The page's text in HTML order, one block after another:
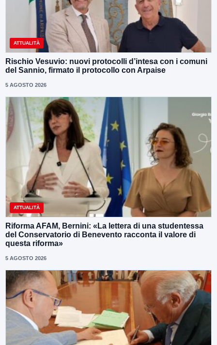
ATTUALITÀ
Rischio Vesuvio: nuovi protocolli d’intesa con i comuni
del Sannio, firmato il protocollo con Arpaise
5 AGOSTO 2026
ATTUALITÀ
Riforma AFAM, Bernini: «La lettera di una studentessa
del Conservatorio di Benevento racconta il valore di
questa riforma»
5 AGOSTO 2026